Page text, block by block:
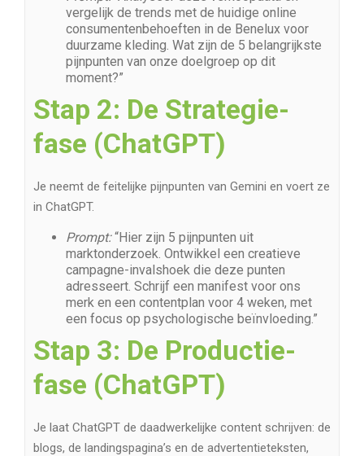
vergelijk de trends met de huidige online
consumentenbehoeften in de Benelux voor
duurzame kleding. Wat zijn de 5 belangrijkste
pijnpunten van onze doelgroep op dit
moment?”
Stap 2: De Strategie-
fase (ChatGPT)
Je neemt de feitelijke pijnpunten van Gemini en voert ze
in ChatGPT.
Prompt:“Hier zijn 5 pijnpunten uit
marktonderzoek. Ontwikkel een creatieve
campagne-invalshoek die deze punten
adresseert. Schrijf een manifest voor ons
merk en een contentplan voor 4 weken, met
een focus op psychologische beïnvloeding.”
Stap 3: De Productie-
fase (ChatGPT)
Je laat ChatGPT de daadwerkelijke content schrijven: de
blogs, de landingspagina’s en de advertentieteksten,